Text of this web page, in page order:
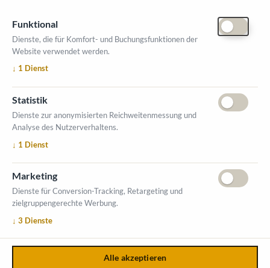
ÖFFNUNGSZEITEN MESSE
2. Oktober 2026, 9-16 Uhr
VERANSTALTUNGSORT
Salzburger Messe
Messezentrum 1
5020 Salzburg
Ausstellerverzeichnis
Impressum
Datenschutzerklärung Kontakt
Funktional
Dienste, die für Komfort- und Buchungsfunktionen der
Website verwendet werden.
↓ 1 Dienst
Statistik
Dienste zur anonymisierten Reichweitenmessung und
Analyse des Nutzerverhaltens.
↓ 1 Dienst
Marketing
Dienste für Conversion-Tracking, Retargeting und
zielgruppengerechte Werbung.
↓ 3 Dienste
Alle akzeptieren